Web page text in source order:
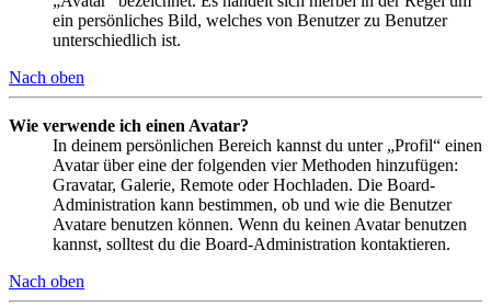
ein persönliches Bild, welches von Benutzer zu Benutzer
unterschiedlich ist.
Nach oben
Wie verwende ich einen Avatar?
In deinem persönlichen Bereich kannst du unter „Profil“ einen
Avatar über eine der folgenden vier Methoden hinzufügen:
Gravatar, Galerie, Remote oder Hochladen. Die Board-
Administration kann bestimmen, ob und wie die Benutzer
Avatare benutzen können. Wenn du keinen Avatar benutzen
kannst, solltest du die Board-Administration kontaktieren.
Nach oben